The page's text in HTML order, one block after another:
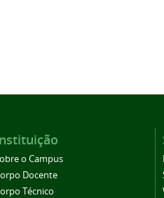
o Campus
Docente
Técnico